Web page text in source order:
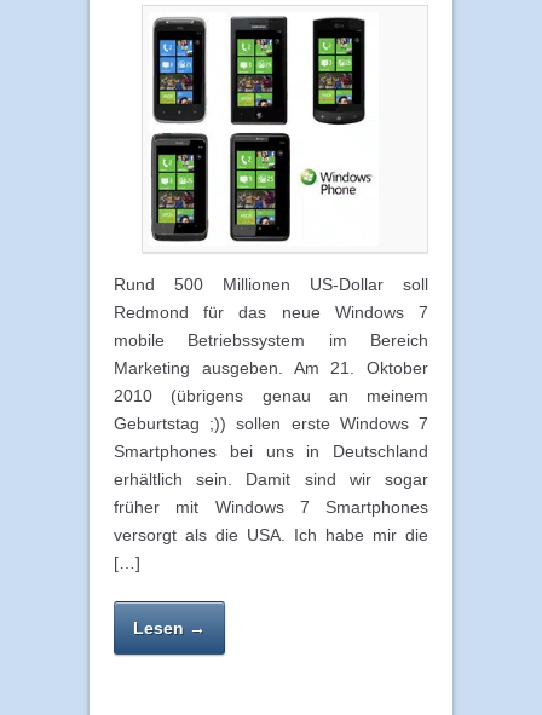
Rund 500 Millionen US-Dollar soll
Redmond für das neue Windows 7
mobile Betriebssystem im Bereich
Marketing ausgeben. Am 21. Oktober
2010 (übrigens genau an meinem
Geburtstag ;)) sollen erste Windows 7
Smartphones bei uns in Deutschland
erhältlich sein. Damit sind wir sogar
früher mit Windows 7 Smartphones
versorgt als die USA. Ich habe mir die
[…]
Lesen →